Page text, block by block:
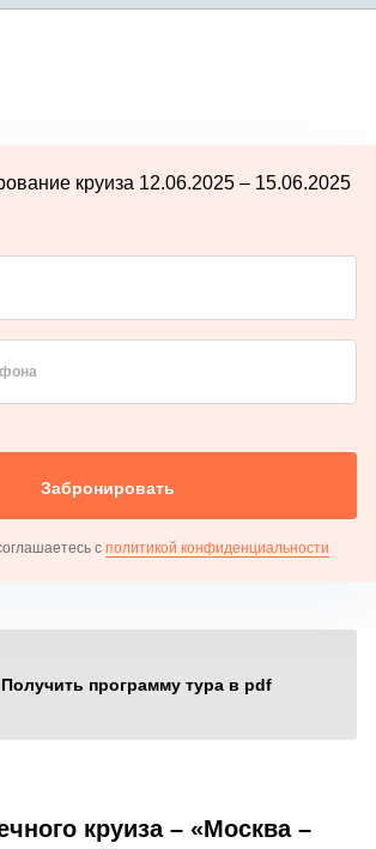
круиза 12.06.2025 – 15.06.2025
Забронировать
с политикой конфиденциальности
Получить программу тура в pdf
круиза – «Москва –